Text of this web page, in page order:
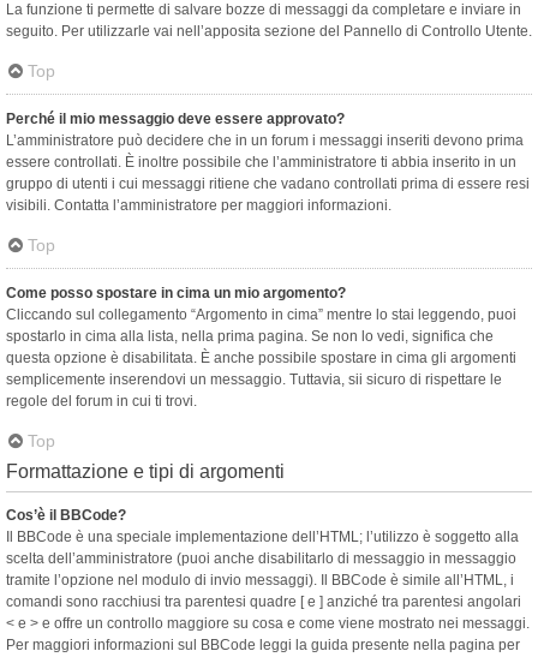
La funzione ti permette di salvare bozze di messaggi da completare e inviare in
seguito. Per utilizzarle vai nell’apposita sezione del Pannello di Controllo Utente.
Top
Perché il mio messaggio deve essere approvato?
L’amministratore può decidere che in un forum i messaggi inseriti devono prima
essere controllati. È inoltre possibile che l’amministratore ti abbia inserito in un
gruppo di utenti i cui messaggi ritiene che vadano controllati prima di essere resi
visibili. Contatta l’amministratore per maggiori informazioni.
Top
Come posso spostare in cima un mio argomento?
Cliccando sul collegamento “Argomento in cima” mentre lo stai leggendo, puoi
spostarlo in cima alla lista, nella prima pagina. Se non lo vedi, significa che
questa opzione è disabilitata. È anche possibile spostare in cima gli argomenti
semplicemente inserendovi un messaggio. Tuttavia, sii sicuro di rispettare le
regole del forum in cui ti trovi.
Top
Formattazione e tipi di argomenti
Cos’è il BBCode?
Il BBCode è una speciale implementazione dell’HTML; l’utilizzo è soggetto alla
scelta dell’amministratore (puoi anche disabilitarlo di messaggio in messaggio
tramite l’opzione nel modulo di invio messaggi). Il BBCode è simile all’HTML, i
comandi sono racchiusi tra parentesi quadre [ e ] anziché tra parentesi angolari
< e > e offre un controllo maggiore su cosa e come viene mostrato nei messaggi.
Per maggiori informazioni sul BBCode leggi la guida presente nella pagina per